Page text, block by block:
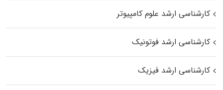
کارشناسی ارشد علوم کامپیوتر
کارشناسی ارشد فوتونیک
کارشناسی ارشد فیزیک